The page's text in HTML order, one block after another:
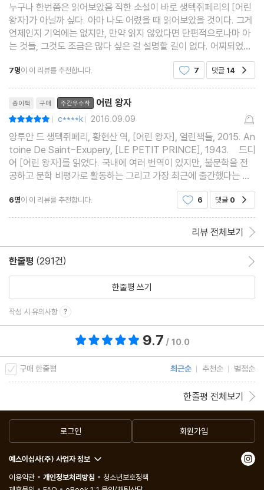
누구나 한번쯤은 읽어보았음 직한 소설이 바로 생텍쥐페리의 [어린
왕자]가 아닐까 싶다. 아마 나도 어렸을 때 읽어보았을 것이다. 그게
언제인지 기억에는 없지만, 만약 읽지 않았다면 단편적으로나마 아
는 것들, 그것도 조금은 많다 싶은 걸 설명할 길이 없다. 어찌되었던
시간이 날 때마다 어려서 혹은 그 후에라도 당연히 읽었으리라 생각
되는 고전들을 다시 읽어보려고 생각
7명이 이 리뷰를 추천합니다. 7 댓글 14
종이책 구매 주간우수작 어린 왕자
| c****k | 2016.09.09
앙투안 드 생텍쥐페리, 황현산 역, [어린 왕자], 열린책들, 2015. An
toine De Saint-Exupery, [LE PETIT PRINCE], 1943. ​ 드디
어 [어린 왕자]를 읽었다. 국내에 여러 번역이 있지만, 불문학을 전
공하고 문학 비평가로 활동하는 그리고 가장 최근에 출간했다는 이
유로 황현산 역을 선택했다. 저자는 레옹 베르트에게 보내는 서문에
서 "지금은 이 어른이 되어 있는 예전의 어린아이
6명이 이 리뷰를 추천합니다. 6 댓글 0
리뷰 전체보기
한줄평 (291건)
한줄평 쓰기
작성 시 유의사항
9.7 / 10.0
구매 한줄평 최근순 추천순 별점순
한줄평 전체보기
로그인 회원가입
예스이십사(주) 사업자 정보
이용약관
개인정보처리방침
청소년보호정책